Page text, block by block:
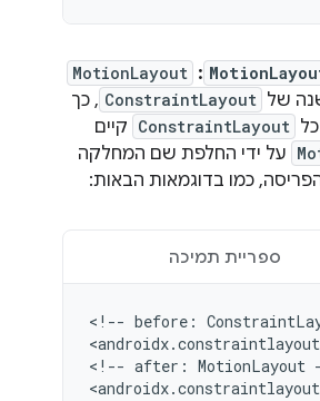
:
MotionLayout
של ConstraintLayout , כך
ConstraintLayout קיים
על ידי החלפת שם המחלקה
כמו בדוגמאות הבאות:
ספריית תמיכה
<!-- before:
<!-- after: MotionLayout